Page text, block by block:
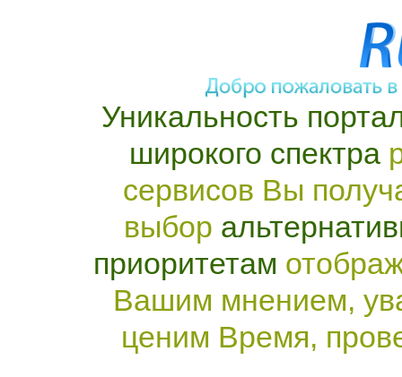
Уникальность
широкого спектра
сервисов Вы
выбор
приоритетам
Вашим мнением,
ценим Время,